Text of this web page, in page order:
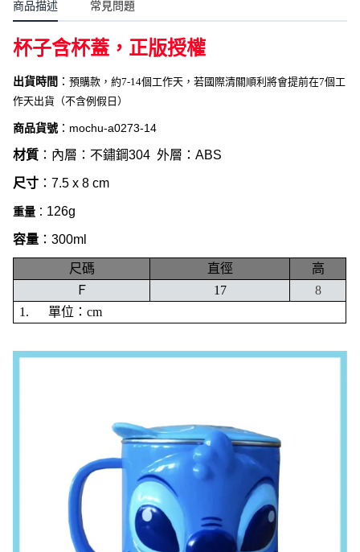
商品描述 常見問題
杯子含杯蓋， 正版授權
出貨時間 ： 預購款，約7-14個工作天，若國際清關順利將會提前在7個工
作天出貨（不含例假日）
商品貨號 ： mochu-a0273-14
材質 ：內層：不鏽鋼304 外層：ABS
尺寸 ：7.5 x 8 cm
重量 ： 126g
容量 ：300ml
尺碼 直徑
高
Ｆ
17
8
1.
單位：cm